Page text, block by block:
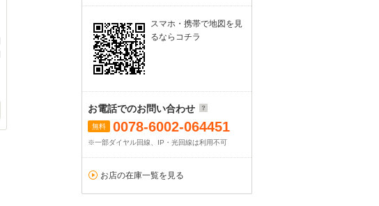
スマホ・携帯で地図を見
るならコチラ
お電話でのお問い合わせ
無料 0078-6002-064451
※一部ダイヤル回線、IP・光回線は利用不可
お店の在庫一覧を見る